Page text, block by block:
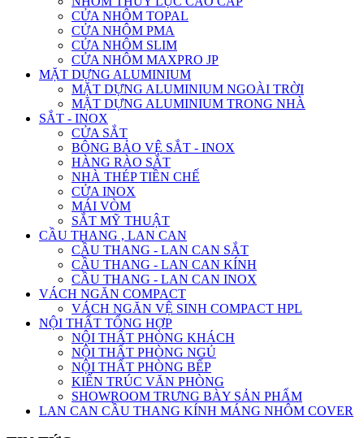
CỬA NHÔM TOPAL
CỬA NHÔM PMA
CỬA NHÔM SLIM
CỬA NHÔM MAXPRO JP
MẶT DỰNG ALUMINIUM
MẶT DỰNG ALUMINIUM NGOÀI TRỜI
MẶT DỰNG ALUMINIUM TRONG NHÀ
SẮT - INOX
CỬA SẮT
BÔNG BẢO VỆ SẮT - INOX
HÀNG RÀO SẮT
NHÀ THÉP TIỀN CHẾ
CỬA INOX
MÁI VÒM
SẮT MỸ THUẬT
CẦU THANG , LAN CAN
CẦU THANG - LAN CAN SẮT
CẦU THANG - LAN CAN KÍNH
CẦU THANG - LAN CAN INOX
VÁCH NGĂN COMPACT
VÁCH NGĂN VỆ SINH COMPACT HPL
NỘI THẤT TỔNG HỢP
NỘI THẤT PHÒNG KHÁCH
NỘI THẤT PHÒNG NGỦ
NỘI THẤT PHÒNG BẾP
KIẾN TRÚC VĂN PHÒNG
SHOWROOM TRƯNG BÀY SẢN PHẨM
LAN CAN CẦU THANG KÍNH MÁNG NHÔM COVER